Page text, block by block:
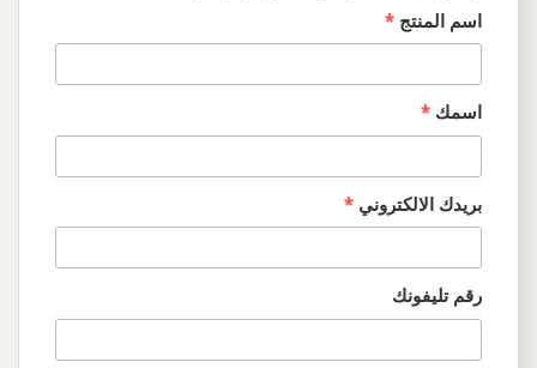
اسم المنتج *
اسمك *
بريدك الالكتروني *
رقم تليفونك